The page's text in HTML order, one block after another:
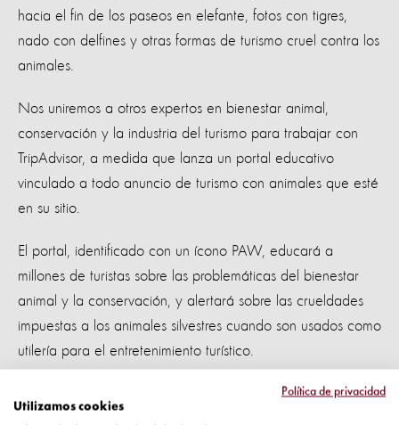
hacia el fin de los paseos en elefante, fotos con tigres,
nado con delfines y otras formas de turismo cruel contra los
animales.
Nos uniremos a otros expertos en bienestar animal,
conservación y la industria del turismo para trabajar con
TripAdvisor, a medida que lanza un portal educativo
vinculado a todo anuncio de turismo con animales que esté
en su sitio.
El portal, identificado con un ícono PAW, educará a
millones de turistas sobre las problemáticas del bienestar
animal y la conservación, y alertará sobre las crueldades
impuestas a los animales silvestres cuando son usados como
utilería para el entretenimiento turístico.
Política de privacidad
Utilizamos cookies